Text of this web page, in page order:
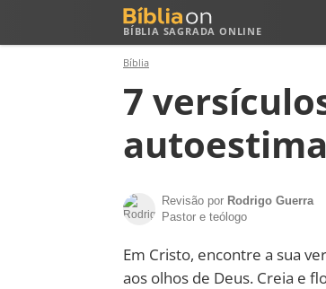
BÍBLIA SAGRADA ONLINE
Bíblia
7
Revisão por Rodrigo Guerra
Pastor e teólogo
Em Cristo, encontre a sua
aos olhos de Deus. Creia e